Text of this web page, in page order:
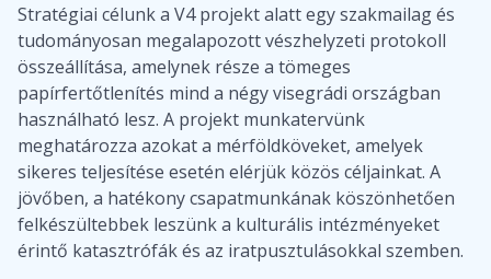
Stratégiai célunk a V4 projekt alatt egy szakmailag és
tudományosan megalapozott vészhelyzeti protokoll
összeállítása, amelynek része a tömeges
papírfertőtlenítés mind a négy visegrádi országban
használható lesz. A projekt munkatervünk
meghatározza azokat a mérföldköveket, amelyek
sikeres teljesítése esetén elérjük közös céljainkat. A
jövőben, a hatékony csapatmunkának köszönhetően
felkészültebbek leszünk a kulturális intézményeket
érintő katasztrófák és az iratpusztulásokkal szemben.